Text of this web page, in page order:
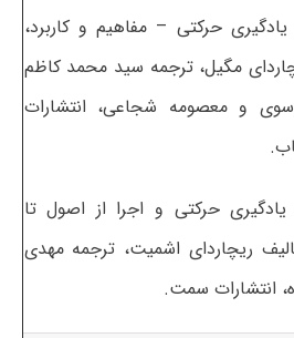
حرکتی – مفاهیم و کاربرد،
مگیل، ترجمه سید محمد کاظم
و معصومه شجاعی، انتشارات
یادگیری حرکتی و اجرا از اصول تا
ریچارد‌ای اشمیت، ترجمه مهدی
انتشارات سمت.